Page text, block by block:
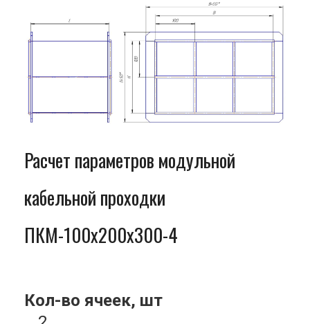
Расчет параметров модульной
кабельной проходки
ПКМ-100x200x300-4
Кол-во ячеек, шт